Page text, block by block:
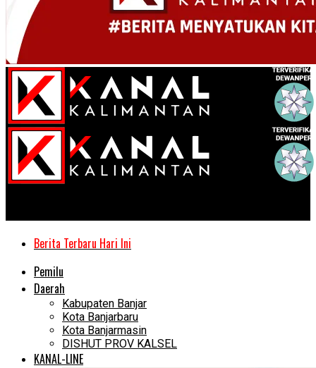
Berita Terbaru Hari Ini
Pemilu
Daerah
Kabupaten Banjar
Kota Banjarbaru
Kota Banjarmasin
DISHUT PROV KALSEL
KANAL-LINE